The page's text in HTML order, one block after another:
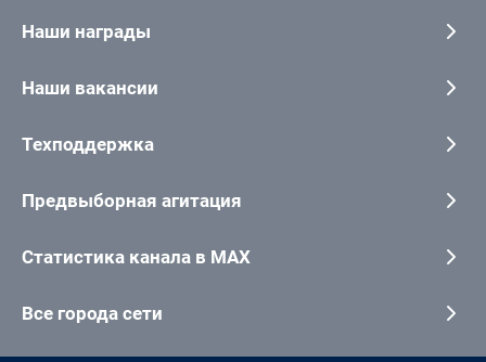
Наши награды
Наши вакансии
Техподдержка
Предвыборная агитация
Статистика канала в MAX
Все города сети